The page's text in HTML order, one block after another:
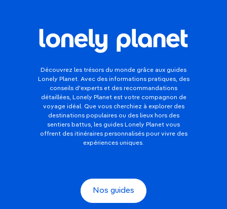
Découvrez les trésors du monde grâce aux guides
Lonely Planet. Avec des informations pratiques, des
conseils d'experts et des recommandations
détaillées, Lonely Planet est votre compagnon de
voyage idéal. Que vous cherchiez à explorer des
destinations populaires ou des lieux hors des
sentiers battus, les guides Lonely Planet vous
offrent des itinéraires personnalisés pour vivre des
expériences uniques.
Nos guides